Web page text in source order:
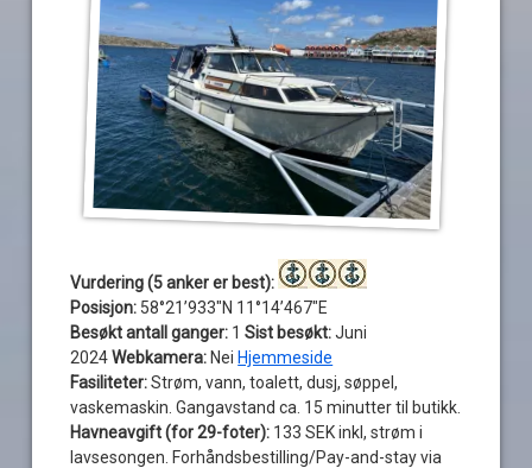
Vurdering (5 anker er best):
Posisjon: 58°21’933″N 11°14’467″E
Besøkt antall ganger: 1Sist besøkt:Juni
2024Webkamera: Nei Hjemmeside
Fasiliteter:Strøm, vann, toalett, dusj, søppel,
vaskemaskin. Gangavstand ca. 15 minutter til butikk.
Havneavgift (for 29-foter): 133 SEK inkl, strøm i
lavsesongen. Forhåndsbestilling/Pay-and-stay via